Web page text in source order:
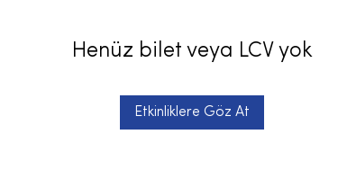
Henüz bilet veya LCV yok
Etkinliklere Göz At